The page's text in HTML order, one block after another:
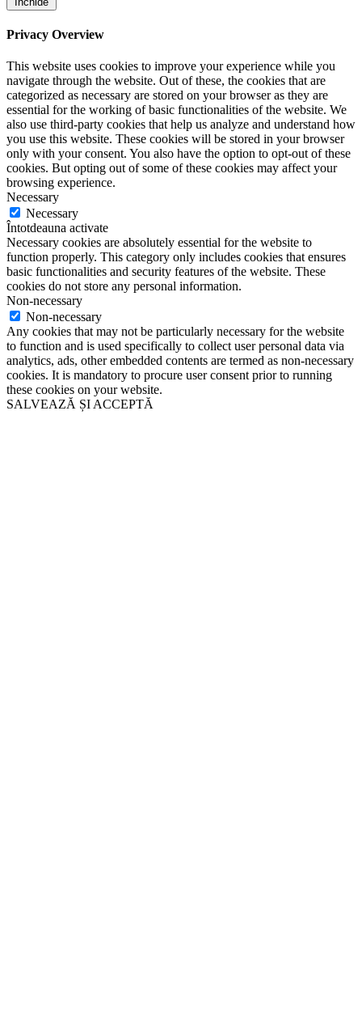
Privacy Overview
This website uses cookies to improve your experience while you
navigate through the website. Out of these, the cookies that are
categorized as necessary are stored on your browser as they are
essential for the working of basic functionalities of the website. We
also use third-party cookies that help us analyze and understand how
you use this website. These cookies will be stored in your browser
only with your consent. You also have the option to opt-out of these
cookies. But opting out of some of these cookies may affect your
browsing experience.
Necessary
Necessary
Întotdeauna activate
Necessary cookies are absolutely essential for the website to
function properly. This category only includes cookies that ensures
basic functionalities and security features of the website. These
cookies do not store any personal information.
Non-necessary
Non-necessary
Any cookies that may not be particularly necessary for the website
to function and is used specifically to collect user personal data via
analytics, ads, other embedded contents are termed as non-necessary
cookies. It is mandatory to procure user consent prior to running
these cookies on your website.
SALVEAZĂ ȘI ACCEPTĂ